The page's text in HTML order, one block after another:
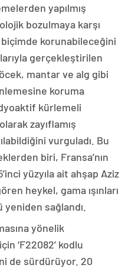
yapılmış
bozulmaya karşı
korunabileceğini
gerçekleştirilen
mantar ve alg gibi
koruma
kürlemeli
zayıflamış
vurguladı. Bu
biri, Fransa’nın
yüzyıla ait ahşap Aziz
heykel, gama ışınları
sağlandı.
yönelik
‘F22082’ kodlu
de sürdürüyor. 20